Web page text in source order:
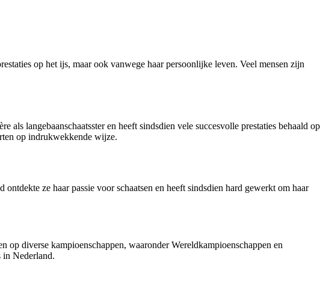
op het ijs, maar ook vanwege haar persoonlijke leven. Veel mensen zijn
langebaanschaatsster en heeft sindsdien vele succesvolle prestaties behaald op
op indrukwekkende wijze.
ze haar passie voor schaatsen en heeft sindsdien hard gewerkt om haar
op diverse kampioenschappen, waaronder Wereldkampioenschappen en
in Nederland.